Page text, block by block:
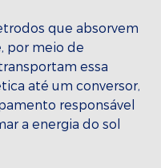
que absorvem
por meio de
essa
até um conversor,
responsável
a energia do sol